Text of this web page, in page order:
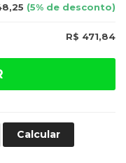
(5% de desconto)
R$ 471,84
Calcular